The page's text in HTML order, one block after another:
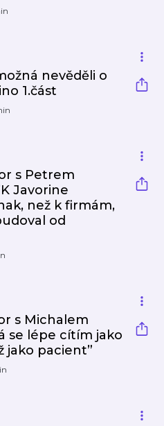
nevěděli o
1.část
s Petrem
Javorine
než k firmám,
od
s Michalem
se lépe cítím jako
jako pacient”